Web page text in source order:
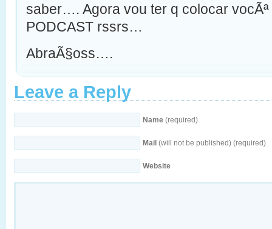
saber…. Agora vou ter q colocar
PODCAST rssrs…
AbraÃ§oss….
Leave a Reply
Name (required)
Mail (will not be published) (required)
Website